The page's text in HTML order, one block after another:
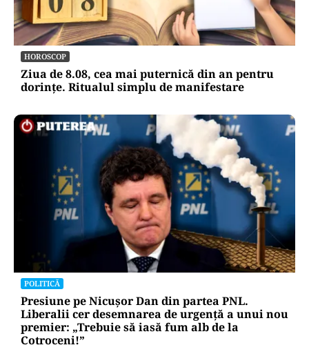
HOROSCOP
Ziua de 8.08, cea mai puternică din an pentru
dorințe. Ritualul simplu de manifestare
POLITICĂ
Presiune pe Nicușor Dan din partea PNL.
Liberalii cer desemnarea de urgență a unui nou
premier: „Trebuie să iasă fum alb de la
Cotroceni!”